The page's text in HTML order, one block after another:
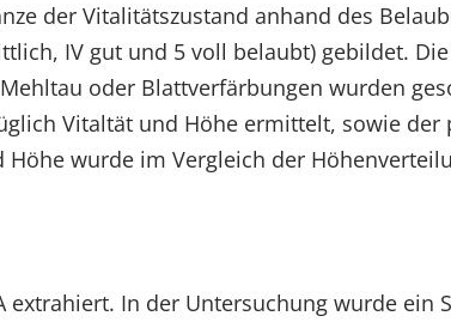
der Vitalitätszustand anhand des
IV gut und 5 voll belaubt) gebildet.
oder Blattverfärbungen wurden
Vitaltät und Höhe ermittelt, sowie der
wurde im Vergleich der
extrahiert. In der Untersuchung wurde ein